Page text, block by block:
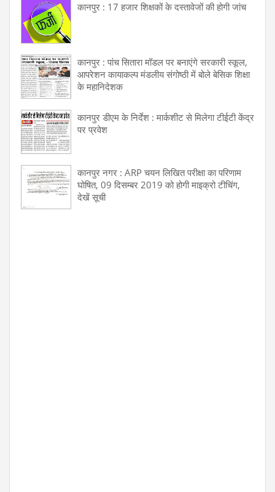
कानपुर : 17 हजार शिक्षकों के दस्तावेजों की होगी जांच
कानपुर : पांच सितारा मॉडल पर बनाएंगे सरकारी स्कूल,
आपरेशन कायाकल्प मंडलीय संगोष्ठी में बोले बेसिक शिक्षा
के महानिदेशक
कानपुर डीएम के निर्देश : मार्कशीट से मिलेगा टीईटी केंद्र
पर प्रवेश
कानपुर नगर : ARP चयन लिखित परीक्षा का परिणाम
घोषित, 09 दिसम्बर 2019 को होगी माइक्रो टीचिंग,
देखें सूची